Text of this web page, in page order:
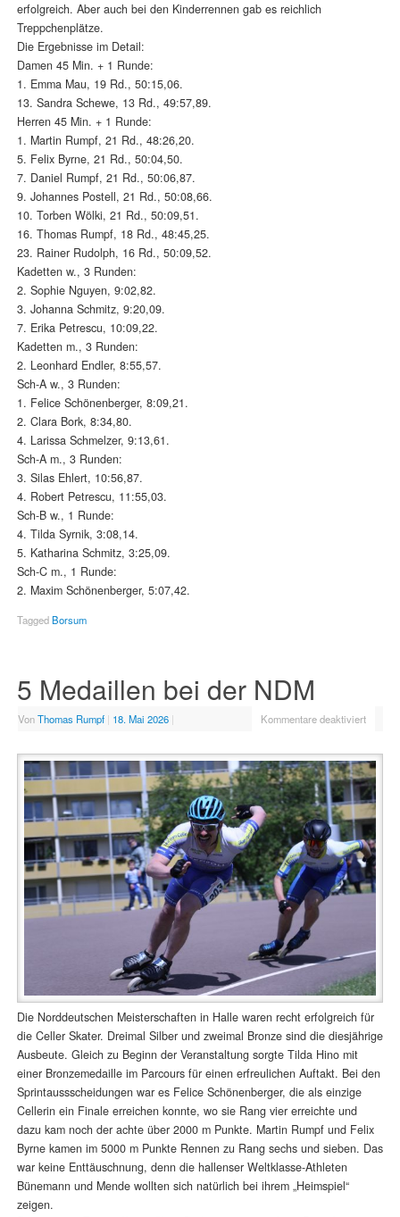
erfolgreich. Aber auch bei den Kinderrennen gab es reichlich
Treppchenplätze.
Die Ergebnisse im Detail:
Damen 45 Min. + 1 Runde:
1. Emma Mau, 19 Rd., 50:15,06.
13. Sandra Schewe, 13 Rd., 49:57,89.
Herren 45 Min. + 1 Runde:
1. Martin Rumpf, 21 Rd., 48:26,20.
5. Felix Byrne, 21 Rd., 50:04,50.
7. Daniel Rumpf, 21 Rd., 50:06,87.
9. Johannes Postell, 21 Rd., 50:08,66.
10. Torben Wölki, 21 Rd., 50:09,51.
16. Thomas Rumpf, 18 Rd., 48:45,25.
23. Rainer Rudolph, 16 Rd., 50:09,52.
Kadetten w., 3 Runden:
2. Sophie Nguyen, 9:02,82.
3. Johanna Schmitz, 9:20,09.
7. Erika Petrescu, 10:09,22.
Kadetten m., 3 Runden:
2. Leonhard Endler, 8:55,57.
Sch-A w., 3 Runden:
1. Felice Schönenberger, 8:09,21.
2. Clara Bork, 8:34,80.
4. Larissa Schmelzer, 9:13,61.
Sch-A m., 3 Runden:
3. Silas Ehlert, 10:56,87.
4. Robert Petrescu, 11:55,03.
Sch-B w., 1 Runde:
4. Tilda Syrnik, 3:08,14.
5. Katharina Schmitz, 3:25,09.
Sch-C m., 1 Runde:
2. Maxim Schönenberger, 5:07,42.
TaggedBorsum
5 Medaillen bei der NDM
VonThomas Rumpf | 18. Mai 2026 | Kommentare deaktiviert
Die Norddeutschen Meisterschaften in Halle waren recht erfolgreich für
die Celler Skater. Dreimal Silber und zweimal Bronze sind die diesjährige
Ausbeute. Gleich zu Beginn der Veranstaltung sorgte Tilda Hino mit
einer Bronzemedaille im Parcours für einen erfreulichen Auftakt. Bei den
Sprintaussscheidungen war es Felice Schönenberger, die als einzige
Cellerin ein Finale erreichen konnte, wo sie Rang vier erreichte und
dazu kam noch der achte über 2000 m Punkte. Martin Rumpf und Felix
Byrne kamen im 5000 m Punkte Rennen zu Rang sechs und sieben. Das
war keine Enttäuschnung, denn die hallenser Weltklasse-Athleten
Bünemann und Mende wollten sich natürlich bei ihrem „Heimspiel“
zeigen.